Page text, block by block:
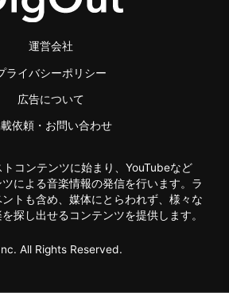
運営会社
ライバシーポリシー
広告について
依頼・お問い合わせ
コンテンツに始まり、YouTubeなど
による音楽情報の発信を行います。ラ
トも含め、媒体にとらわれず、様々な
探し出せるコンテンツを提供します。
All Rights Reserved.